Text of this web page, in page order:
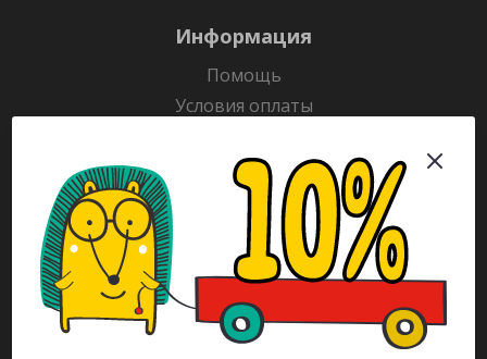
Информация
Помощь
Условия оплаты
Гарантия на товар
Раскраски
Рекламодателям
Каталог
Будьте всегда в курсе!